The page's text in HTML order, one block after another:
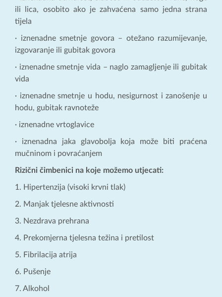
ili lica, osobito ako je zahvaćena samo jedna strana
tijela
· iznenadne smetnje govora – otežano razumijevanje,
izgovaranje ili gubitak govora
· iznenadne smetnje vida – naglo zamagljenje ili gubitak
vida
· iznenadne smetnje u hodu, nesigurnost i zanošenje u
hodu, gubitak ravnoteže
· iznenadne vrtoglavice
· iznenadna jaka glavobolja koja može biti praćena
mučninom i povraćanjem
Rizični čimbenici na koje možemo utjecati:
1. Hipertenzija (visoki krvni tlak)
2. Manjak tjelesne aktivnosti
3. Nezdrava prehrana
4. Prekomjerna tjelesna težina i pretilost
5. Fibrilacija atrija
6. Pušenje
7. Alkohol